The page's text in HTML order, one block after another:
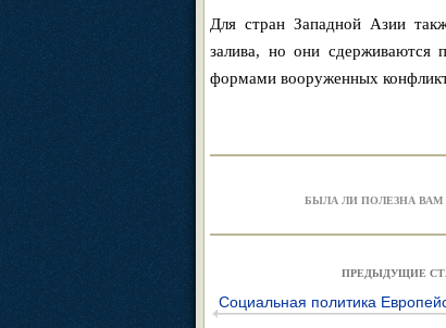
Для стран Западной Азии
залива, но они сдерживаются
формами вооруженных
БЫЛА ЛИ ПОЛЕЗНА
ПРЕДЫДУЩИЕ
Социальная политика